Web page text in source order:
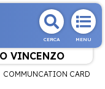
CERCA MENU
VINCENZO
COMMUNCATION CARD